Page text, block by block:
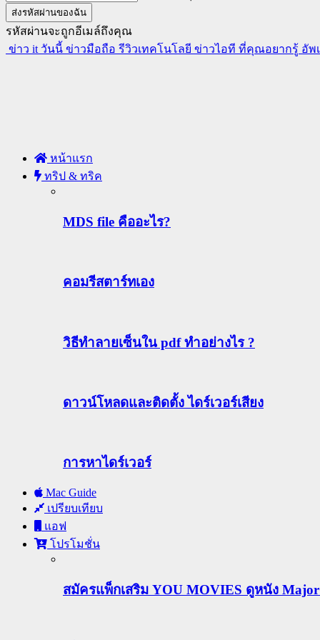
รหัสผ่านจะถูกอีเมล์ถึงคุณ
ข่าว it วันนี้ ข่าวมือถือ รีวิวเทคโนโลยี ข่าวไอที ที่คุณอยากรู้ อัพ
หน้าแรก
ทริป & ทริค
MDS file คืออะไร?
คอมรีสตาร์ทเอง
วิธีทําลายเซ็นใน pdf ทำอย่างไร ?
ดาวน์โหลดและติดตั้ง ไดร์เวอร์เสียง
การหาไดร์เวอร์
Mac Guide
เปรียบเทียบ
แอฟ
โปรโมชั่น
สมัครแพ็กเสริม YOU MOVIES ดูหนัง